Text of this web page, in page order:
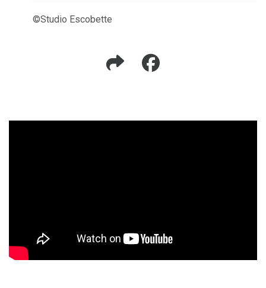
©Studio Escobette